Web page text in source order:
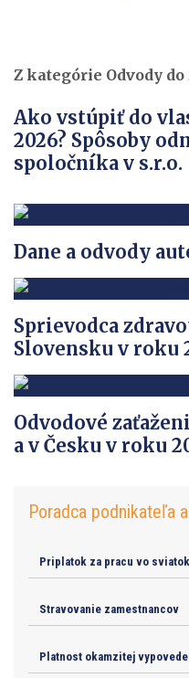
Z kategórie Odvody
Ako vstúpiť do
2026? Spôsoby
spoločníka v s.r.o.
Dane a odvody
Sprievodca
Slovensku v roku
Odvodové
a v Česku v roku
Poradca podnikateľa
Priplatok za pracu vo
Stravovanie zamestnancov
Platnost okamzitej